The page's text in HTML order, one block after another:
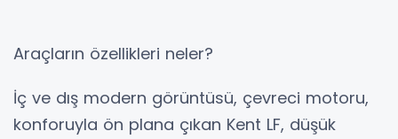
Araçların özellikleri neler?
İç ve dış modern görüntüsü, çevreci motoru,
konforuyla ön plana çıkan Kent LF, düşük